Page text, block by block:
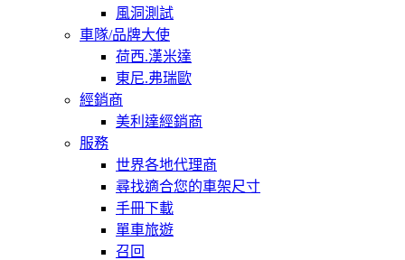
風洞測試
車隊/品牌大使
荷西.漢米達
東尼.弗瑞歐
經銷商
美利達經銷商
服務
世界各地代理商
尋找適合您的車架尺寸
手冊下載
單車旅遊
召回